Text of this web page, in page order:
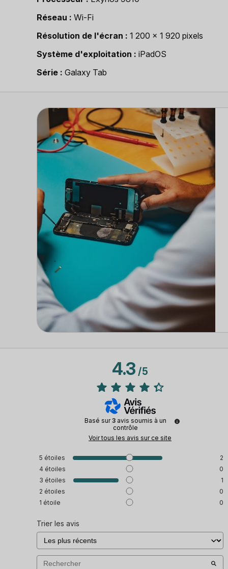
Réseau
Wi-Fi
Résolution de l'écran
1 200 x 1 920 pixels
Système d'exploitation
iPadOS
Série
Galaxy Tab
4.3/5
Basé sur3 avis soumis à un
contrôle
Voir tous les avis sur ce site
5 étoiles
2
4 étoiles
0
3 étoiles
1
2 étoiles
0
1 étoile 0
Trier les avis